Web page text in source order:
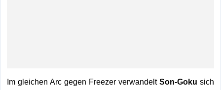
Im gleichen Arc gegen Freezer verwandeltSon-Goku sich